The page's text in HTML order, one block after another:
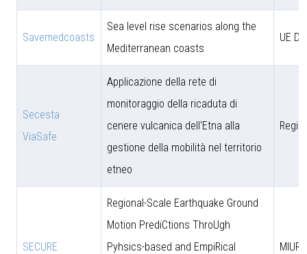
Savemedcoasts
Sea level rise scenarios along the
Mediterranean coasts
UE
Secesta
ViaSafe
Applicazione della rete di
monitoraggio della ricaduta di
cenere vulcanica dell'Etna alla
gestione della mobilità nel territorio
etneo
SECURE
Regional-Scale Earthquake Ground
Motion PrediCtions ThroUgh
Pyhsics-based and EmpiRical
MIUR